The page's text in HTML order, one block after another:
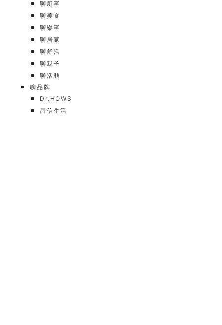
聊廚事
聊美食
聊樂事
聊居家
聊舒活
聊親子
聊活動
聊品牌
Dr.HOWS
昌信生活